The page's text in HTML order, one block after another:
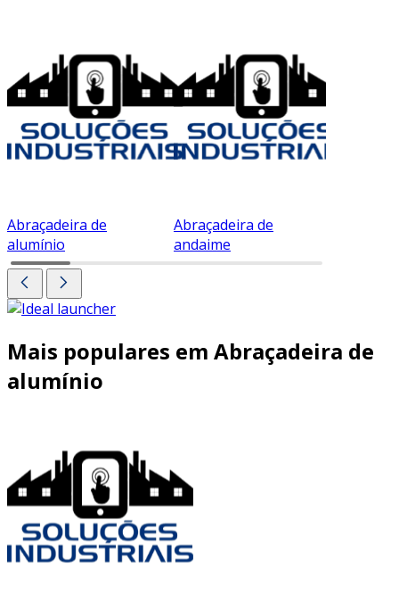
Abraçadeira de
alumínio
Abraçadeira de
andaime
Mais populares em Abraçadeira de
alumínio